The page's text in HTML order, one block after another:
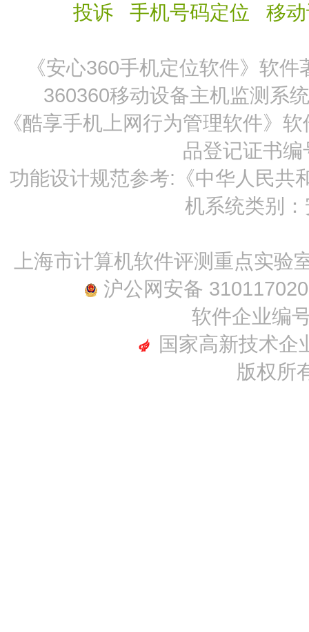
投诉
手机号码定位 移
《安心360手机定位软件》软
360360移动设备主机监测系
《酷享手机上网行为管理软件》
品登记证书
功能设计规范参考:《中华人民共
机系统类别
上海市计算机软件评测重点实
沪公网安备
软件企业编
国家高新技术企
版权所